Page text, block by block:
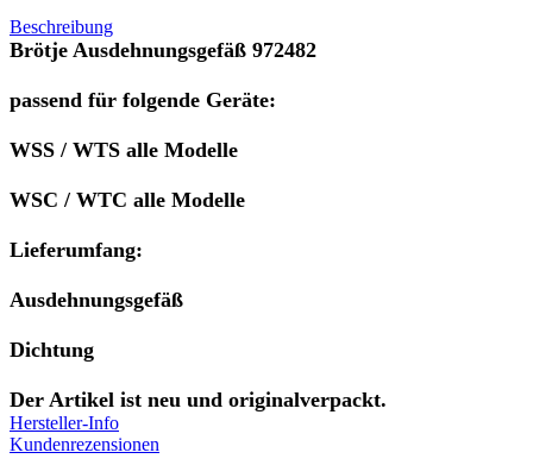
Beschreibung
Brötje Ausdehnungsgefäß 972482
passend für folgende Geräte:
WSS / WTS alle Modelle
WSC / WTC alle Modelle
Lieferumfang:
Ausdehnungsgefäß
Dichtung
Der Artikel ist neu und originalverpackt.
Hersteller-Info
Kundenrezensionen